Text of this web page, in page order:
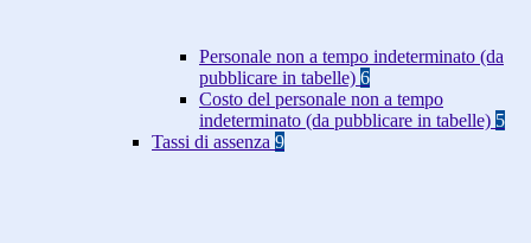
Personale non a tempo indeterminato (da
pubblicare in tabelle) 6
Costo del personale non a tempo
indeterminato (da pubblicare in tabelle) 5
Tassi di assenza 9